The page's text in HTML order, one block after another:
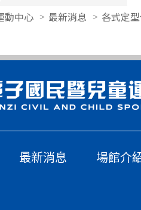
動中心 最新消息 各式定
最新消息 場館介